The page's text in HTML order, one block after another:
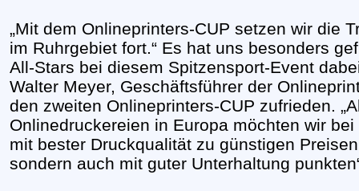
„Mit dem Onlineprinters-CUP setzen wir die
im Ruhrgebiet fort.“ Es hat uns besonders
All-Stars bei diesem Spitzensport-Event
Walter Meyer, Geschäftsführer der
den zweiten Onlineprinters-CUP zufrieden.
Onlinedruckereien in Europa möchten wir
mit bester Druckqualität zu günstigen
sondern auch mit guter Unterhaltung